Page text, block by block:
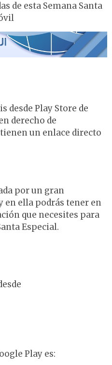
de esta Semana Santa
desde Play Store de
derecho de
un enlace directo
por un gran
en ella podrás tener en
que necesites para
Especial.
Play es: